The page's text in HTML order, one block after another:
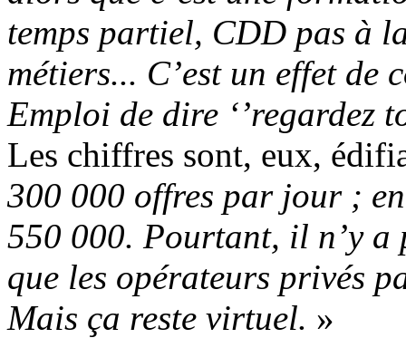
temps partiel, CDD pas à
métiers... C’est un effet
Emploi de dire ‘’regardez
Les chiffres sont, eux,
300 000 offres par jour ;
550 000. Pourtant, il n’y a
que les opérateurs privés
Mais ça reste virtuel. »